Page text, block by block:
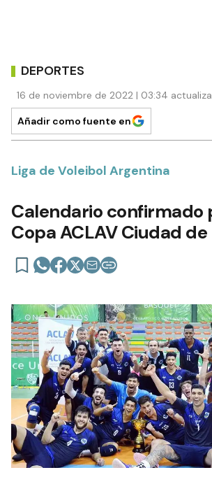
DEPORTES
16 de noviembre de 2022 | 03:34
Añadir como fuente en
Liga de Voleibol Argentina
Calendario confirmado
Copa ACLAV Ciudad